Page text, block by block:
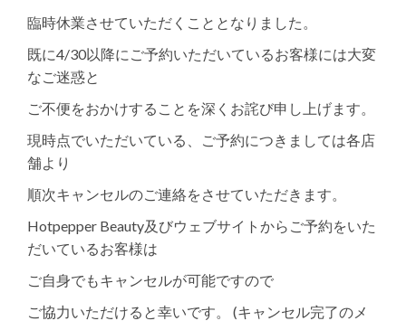
臨時休業させていただくこととなりました。
既に4/30以降にご予約いただいているお客様には大変
なご迷惑と
ご不便をおかけすることを深くお詫び申し上げます。
現時点でいただいている、ご予約につきましては各店
舗より
順次キャンセルのご連絡をさせていただきます。
Hotpepper Beauty及びウェブサイトからご予約をいた
だいているお客様は
ご自身でもキャンセルが可能ですので
ご協力いただけると幸いです。 (キャンセル完了のメ